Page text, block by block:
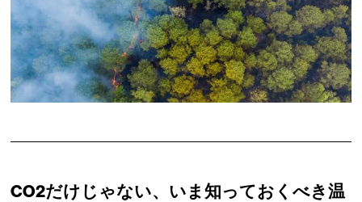
CO2だけじゃない、いま知っておくべき温